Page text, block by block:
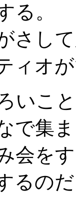
る。
さし
ィオ
いこ
で集
会を
るの